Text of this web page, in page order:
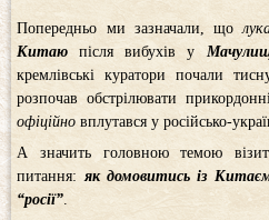
Попередньо ми зазначали, що
Китаю після вибухів у
кремлівські куратори почали
розпочав обстрілювати
офіційно вплутався у російсько-
А значить головною темою
питання: як домовитись із
“росії”